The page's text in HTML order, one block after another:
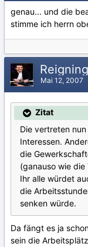
genau... und die
stimme ich herrn
Mai 12, 2007
Zitat
Die vertreten
Interessen.
die
(ganauso wie
Ihr alle würdet
die
senken würde.
Da fängt es ja
sein die